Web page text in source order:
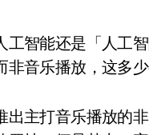
工智能还是「人工
音乐播放，这多
出主打音乐播放的